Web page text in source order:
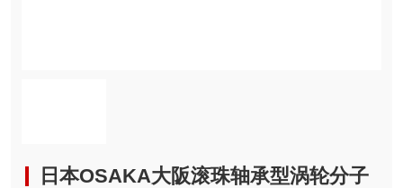
日本OSAKA大阪滚珠轴承型涡轮分子